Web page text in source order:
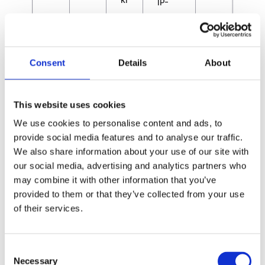
Consent Details About
This website uses cookies
We use cookies to personalise content and ads, to
provide social media features and to analyse our traffic.
We also share information about your use of our site with
our social media, advertising and analytics partners who
may combine it with other information that you’ve
provided to them or that they’ve collected from your use
of their services.
Necessary
IP-
Versi
on
Brow
ser-
Finge